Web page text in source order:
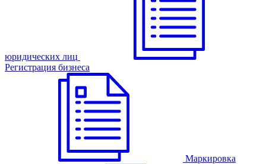
юридических лиц
Регистрация бизнеса
Маркировка